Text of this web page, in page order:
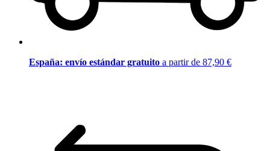
España: envío estándar gratuito a partir de 87,90 €